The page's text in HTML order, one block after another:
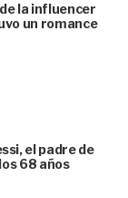
la influencer
un romance
el padre de
68 años